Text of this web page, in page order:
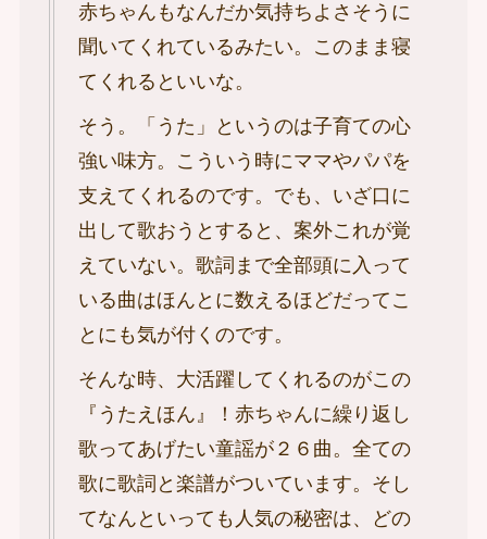
赤ちゃんもなんだか気持ちよさそうに
聞いてくれているみたい。このまま寝
てくれるといいな。
そう。「うた」というのは子育ての心
強い味方。こういう時にママやパパを
支えてくれるのです。でも、いざ口に
出して歌おうとすると、案外これが覚
えていない。歌詞まで全部頭に入って
いる曲はほんとに数えるほどだってこ
とにも気が付くのです。
そんな時、大活躍してくれるのがこの
『うたえほん』！赤ちゃんに繰り返し
歌ってあげたい童謡が２６曲。全ての
歌に歌詞と楽譜がついています。そし
てなんといっても人気の秘密は、どの